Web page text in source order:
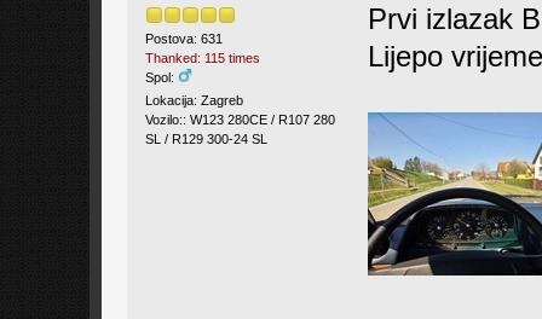
Postova: 631
Thanked: 115 times
Spol:
Lokacija: Zagreb
Vozilo:: W123 280CE / R107 280
SL / R129 300-24 SL
Prvi izlazak
Lijepo